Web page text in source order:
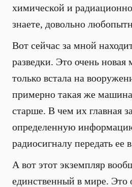
химической и
знаете, довольно
Вот сейчас за мной
разведки. Это очень новая
только встала на
примерно такая же
старше. В чем их главная
определенную
радиосигналу передать ее
А вот этот экземпляр
единственный в мире. Это